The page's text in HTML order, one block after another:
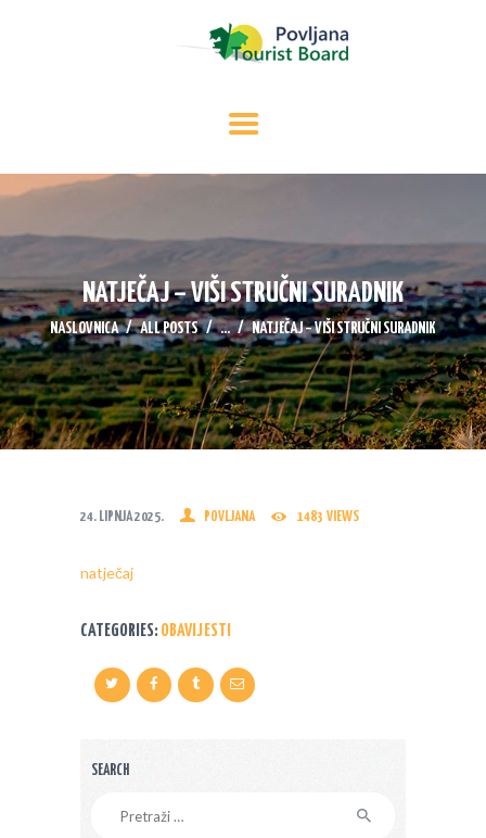
NATJEČAJ – VIŠI STRUČNI SURADNIK
NASLOVNICA ALL POSTS ... NATJEČAJ – VIŠI STRUČNI SURADNIK
Povljana Tourist Board
DOLAZAK
KONTAKT
IZNAJMLJIVAČI
HRVATSKI
24. LIPNJA 2025. POVLJANA 1483 VIEWS
natječaj
CATEGORIES:OBAVIJESTI
SEARCH